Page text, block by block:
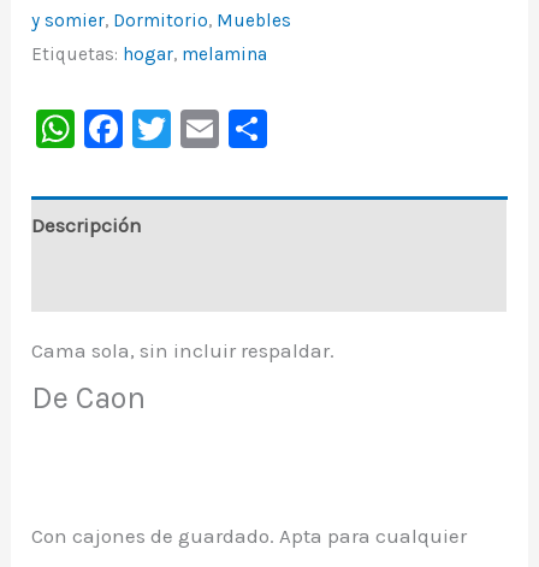
y somier, Dormitorio, Muebles
Etiquetas: hogar, melamina
WhatsApp
Facebook
Twitter
Email
Descripción
Cama sola, sin incluir respaldar.
De Caon
Con cajones de guardado. Apta para cualquier